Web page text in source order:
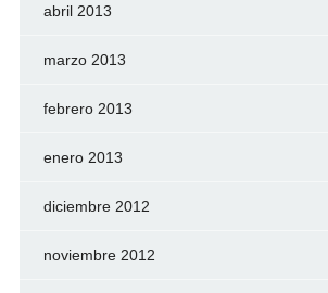
abril 2013
marzo 2013
febrero 2013
enero 2013
diciembre 2012
noviembre 2012